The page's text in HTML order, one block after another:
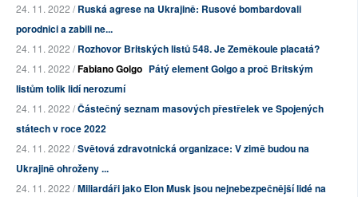
24. 11. 2022 /Ruská agrese na Ukrajině: Rusové bombardovali
porodnici a zabili ne...
24. 11. 2022 /Rozhovor Britských listů 548. Je Zeměkoule placatá?
24. 11. 2022 /Fabiano Golgo Pátý element Golgo a proč Britským
listům tolik lidí nerozumí
24. 11. 2022 /Částečný seznam masových přestřelek ve Spojených
státech v roce 2022
24. 11. 2022 /Světová zdravotnická organizace: V zimě budou na
Ukrajině ohroženy ...
24. 11. 2022 /Miliardáři jako Elon Musk jsou nejnebezpečnější lidé na